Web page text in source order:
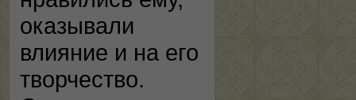
оказывали
влияние и на его
творчество.